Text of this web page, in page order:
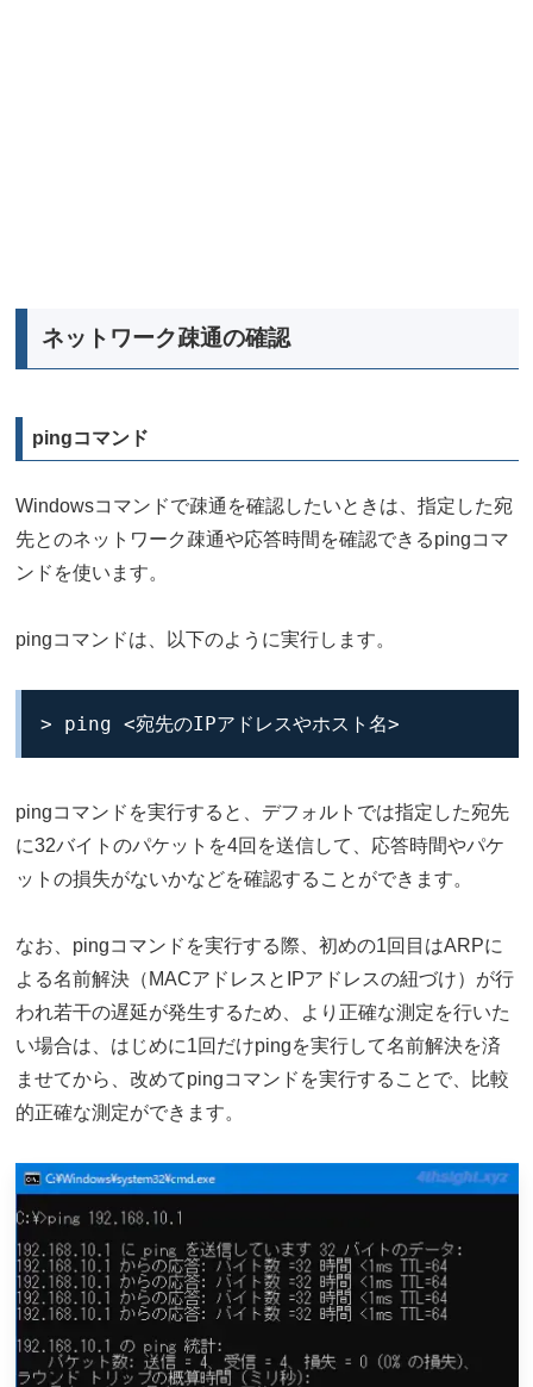
ネットワーク疎通の確認
pingコマンド
Windowsコマンドで疎通を確認したいときは、指定した宛
先とのネットワーク疎通や応答時間を確認できるpingコマ
ンドを使います。
pingコマンドは、以下のように実行します。
> ping <宛先のIPアドレスやホスト名>
pingコマンドを実行すると、デフォルトでは指定した宛先
に32バイトのパケットを4回を送信して、応答時間やパケ
ットの損失がないかなどを確認することができます。
なお、pingコマンドを実行する際、初めの1回目はARPに
よる名前解決（MACアドレスとIPアドレスの紐づけ）が行
われ若干の遅延が発生するため、より正確な測定を行いた
い場合は、はじめに1回だけpingを実行して名前解決を済
ませてから、改めてpingコマンドを実行することで、比較
的正確な測定ができます。